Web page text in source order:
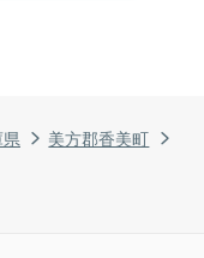
美方郡香美町